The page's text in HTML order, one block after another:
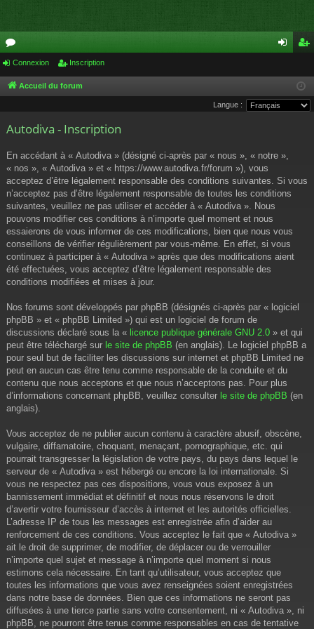
or
u
s
cri
pti
Connexion Inscription
Accueil du forum
Langue :
Autodiva - Inscription
En accédant à « Autodiva » (désigné ci-après par « nous », « notre »,
« nos », « Autodiva » et « https://www.autodiva.fr/forum »), vous
acceptez d’être légalement responsable des conditions suivantes. Si vous
n’acceptez pas d’être légalement responsable de toutes les conditions
suivantes, veuillez ne pas utiliser et accéder à « Autodiva ». Nous
pouvons modifier ces conditions à n’importe quel moment et nous
essaierons de vous informer de ces modifications, bien que nous vous
conseillons de vérifier régulièrement par vous-même. En effet, si vous
continuez à participer à « Autodiva » après que des modifications aient
été effectuées, vous acceptez d’être légalement responsable des
conditions modifiées et mises à jour.
Nos forums sont développés par phpBB (désignés ci-après par « logiciel
phpBB » et « phpBB Limited ») qui est un logiciel de forum de
discussions déclaré sous la « licence publique générale GNU 2.0 » et qui
peut être téléchargé sur le site de phpBB (en anglais). Le logiciel phpBB a
pour seul but de faciliter les discussions sur internet et phpBB Limited ne
peut en aucun cas être tenu comme responsable de la conduite et du
contenu que nous acceptons et que nous n’acceptons pas. Pour plus
d’informations concernant phpBB, veuillez consulter le site de phpBB (en
anglais).
Vous acceptez de ne publier aucun contenu à caractère abusif, obscène,
vulgaire, diffamatoire, choquant, menaçant, pornographique, etc. qui
pourrait transgresser la législation de votre pays, du pays dans lequel le
serveur de « Autodiva » est hébergé ou encore la loi internationale. Si
vous ne respectez pas ces dispositions, vous vous exposez à un
bannissement immédiat et définitif et nous nous réservons le droit
d’avertir votre fournisseur d’accès à internet et les autorités officielles.
L’adresse IP de tous les messages est enregistrée afin d’aider au
renforcement de ces conditions. Vous acceptez le fait que « Autodiva »
ait le droit de supprimer, de modifier, de déplacer ou de verrouiller
n’importe quel sujet et message à n’importe quel moment si nous
estimons cela nécessaire. En tant qu’utilisateur, vous acceptez que
toutes les informations que vous avez renseignées soient enregistrées
dans notre base de données. Bien que ces informations ne seront pas
diffusées à une tierce partie sans votre consentement, ni « Autodiva », ni
phpBB, ne pourront être tenus comme responsables en cas de tentative